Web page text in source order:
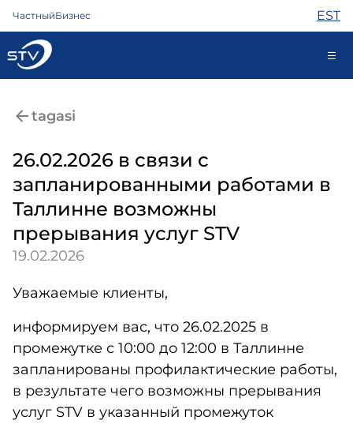
ЧастныйБизнес EST
Интернет
ТВ
Телефон
Охрана
Помощь
Магазин
Новости
Контакты
tagasi
26.02.2026 в связи с
запланированными работами в
Таллинне возможны
прерывания услуг STV
19.02.2026
Уважаемые клиенты,
информируем вас, что 26.02.2025 в
промежутке с 10:00 до 12:00 в Таллинне
запланированы профилактические работы,
в результате чего возможны прерывания
услуг STV в указанный промежуток